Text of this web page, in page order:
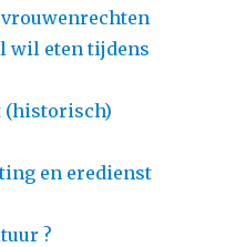
wil eten tijdens
(historisch)
en eredienst
?